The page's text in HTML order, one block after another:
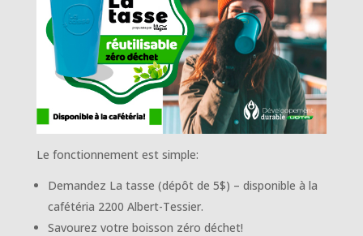
Le fonctionnement est simple:
Demandez La tasse (dépôt de 5$) – disponible à la
cafétéria 2200 Albert-Tessier.
Savourez votre boisson zéro déchet!